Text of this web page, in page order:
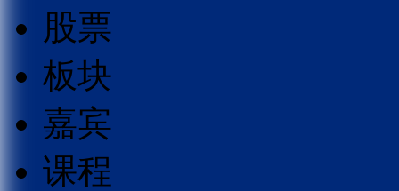
股票
板块
嘉宾
课程